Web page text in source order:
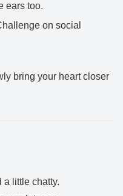
ears too.
on social
bring your heart closer
a little chatty.